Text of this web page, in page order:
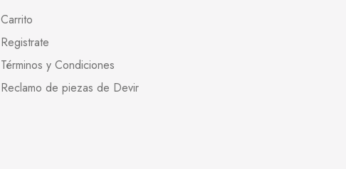
Carrito
Registrate
Términos y Condiciones
Reclamo de piezas de Devir